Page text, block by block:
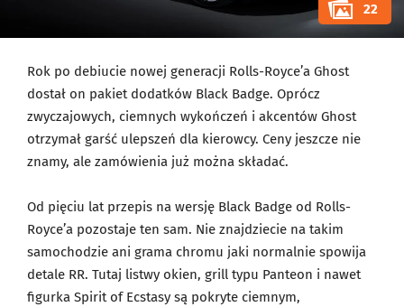
22
Rok po debiucie nowej generacji Rolls-Royce’a Ghost
dostał on pakiet dodatków Black Badge. Oprócz
zwyczajowych, ciemnych wykończeń i akcentów Ghost
otrzymał garść ulepszeń dla kierowcy. Ceny jeszcze nie
znamy, ale zamówienia już można składać.
Od pięciu lat przepis na wersję Black Badge od Rolls-
Royce’a pozostaje ten sam. Nie znajdziecie na takim
samochodzie ani grama chromu jaki normalnie spowija
detale RR. Tutaj listwy okien, grill typu Panteon i nawet
figurka Spirit of Ecstasy są pokryte ciemnym,